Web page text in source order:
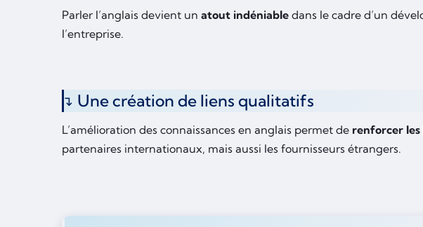
Parler l’anglais devient un atout indéniable dans le cadre d’un
l’entreprise.
Une création de liens qualitatifs
L’amélioration des connaissances en anglais permet de renforcer les
partenaires internationaux, mais aussi les fournisseurs étrangers.